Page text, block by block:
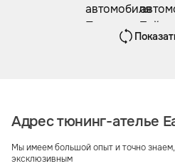
Адрес тюнинг-ателье
Мы имеем большой опыт и точно
эксклюзивным